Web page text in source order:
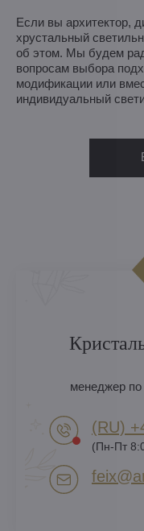
Если вы архитектор,
хрустальный
об этом. Мы будем
вопросам выбора
модификации или
индивидуальный
менеджер
(RU)
(Пн-Пт